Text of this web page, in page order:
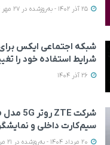
شبکه اجتماعی ایکس
شرایط استفاده خود را
سیم‌کارت داخلی و